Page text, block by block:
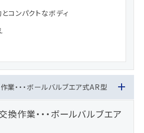
コンパクトなボディ
業・・・ボールバルブエア式AR型
換作業・・・ボールバルブエア